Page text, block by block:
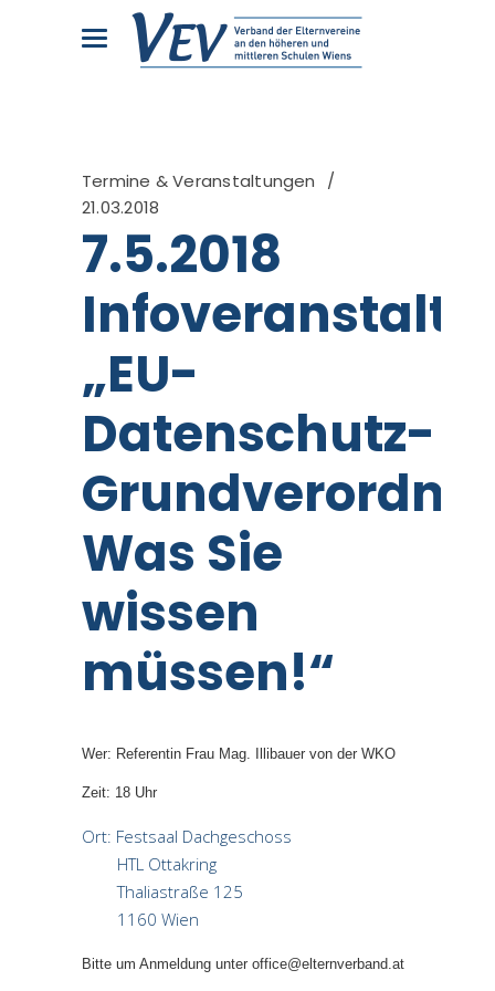
Termine & Veranstaltungen
21.03.2018
7.5.2018
„EU-
Datenschutz-
Was Sie
wissen
müssen!“
Wer: Referentin Frau Mag. Illibauer von der WKO
Zeit: 18 Uhr
Ort: Festsaal Dachgeschoss
HTL Ottakring
Thaliastraße 125
1160 Wien
Bitte um Anmeldung unter office@elternverband.at